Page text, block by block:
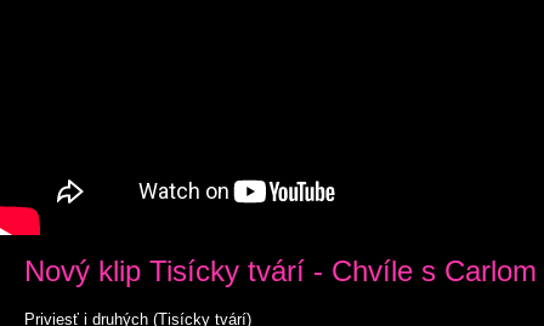
Nový klip Tisícky tvárí - Chvíle s
Priviesť i druhých (Tisícky tvárí)